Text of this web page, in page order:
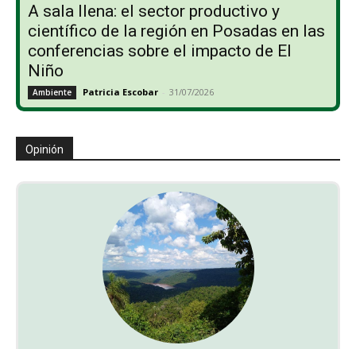
A sala llena: el sector productivo y
científico de la región en Posadas en las
conferencias sobre el impacto de El
Niño
Ambiente Patricia Escobar - 31/07/2026
Opinión